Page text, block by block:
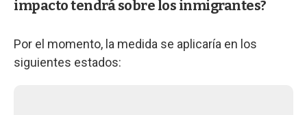
impacto tendrá sobre los inmigrantes?
Por el momento, la medida se aplicaría en los
siguientes estados: